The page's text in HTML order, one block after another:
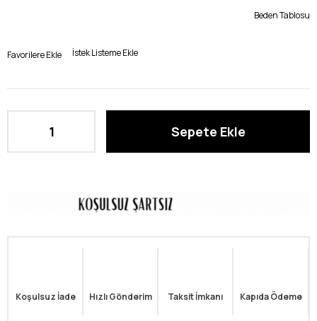
Beden Tablosu
Favorilere Ekle İstek Listeme Ekle
Koşulsuz İade Hızlı Gönderim Taksit İmkanı Kapıda Ödeme